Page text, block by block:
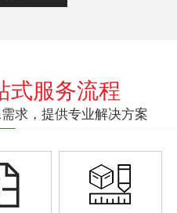
式服务流程
求，提供专业解决方案